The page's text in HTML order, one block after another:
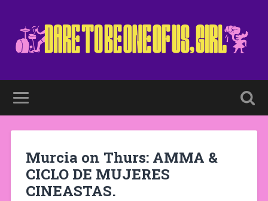
Murcia on Thurs: AMMA &
CICLO DE MUJERES
CINEASTAS.